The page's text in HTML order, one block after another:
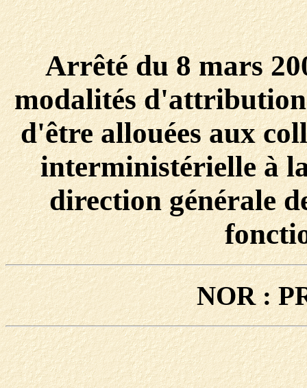
Arrêté du 8 mars
modalités d'attribution
d'être allouées aux
interministérielle à
direction générale
NOR :